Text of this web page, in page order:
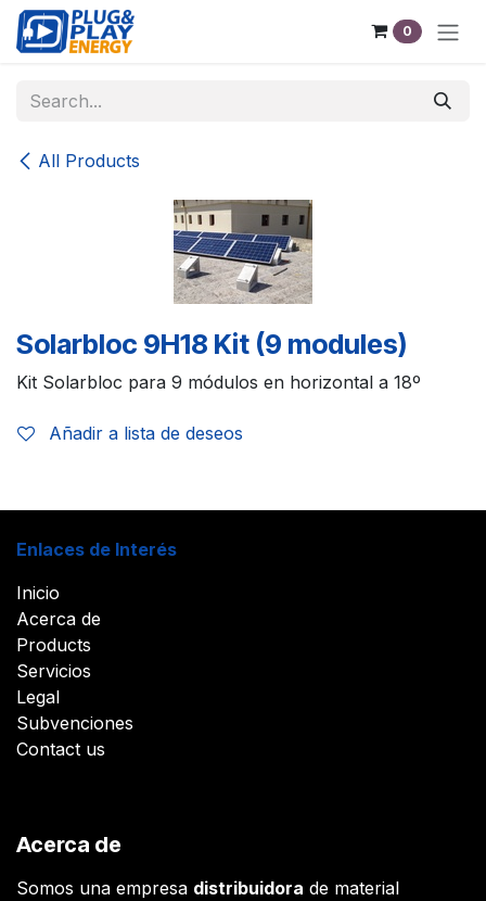
Skip to Content
0
All Products
Solarbloc 9H18 Kit (9 modules)
Kit Solarbloc para 9 módulos en horizontal a 18º
Añadir a lista de deseos
Enlaces de Interés
Inicio
Acerca de
Products
Servicios
Legal
Subvenciones
Contact us
Acerca de
Somos una empresa distribuidora de material